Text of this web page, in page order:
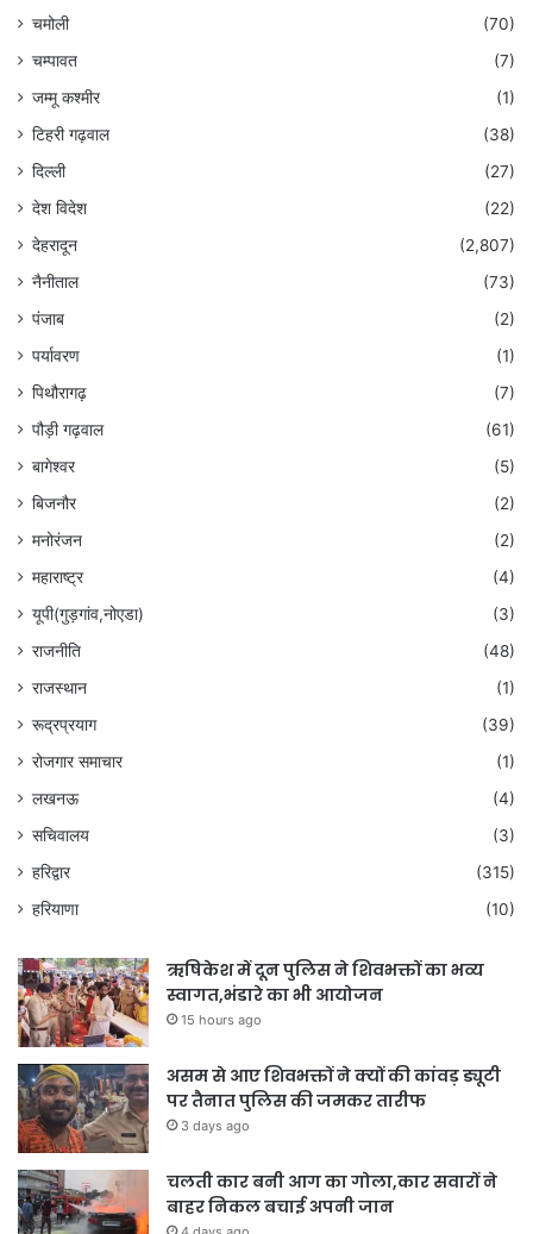
चमोली
(70)
चम्पावत
(7)
जम्मू कश्मीर
(1)
टिहरी गढ़वाल
(38)
दिल्ली
(27)
देश विदेश
(22)
देहरादून
(2,807)
नैनीताल
(73)
पंजाब
(2)
पर्यावरण
(1)
पिथौरागढ़
(7)
पौड़ी गढ़वाल
(61)
बागेश्वर
(5)
बिजनौर
(2)
मनोरंजन
(2)
महाराष्ट्र
(4)
यूपी(गुड़गांव,नोएडा)
(3)
राजनीति
(48)
राजस्थान
(1)
रूद्रप्रयाग
(39)
रोजगार समाचार
(1)
लखनऊ
(4)
सचिवालय
(3)
हरिद्वार
(315)
हरियाणा
(10)
ऋषिकेश में दून पुलिस ने शिवभक्तों का भव्य
स्वागत,भंडारे का भी आयोजन
15 hours ago
असम से आए शिवभक्तों ने क्यों की कांवड़ ड्यूटी
पर तैनात पुलिस की जमकर तारीफ
3 days ago
चलती कार बनी आग का गोला,कार सवारों ने
बाहर निकल बचाई अपनी जान